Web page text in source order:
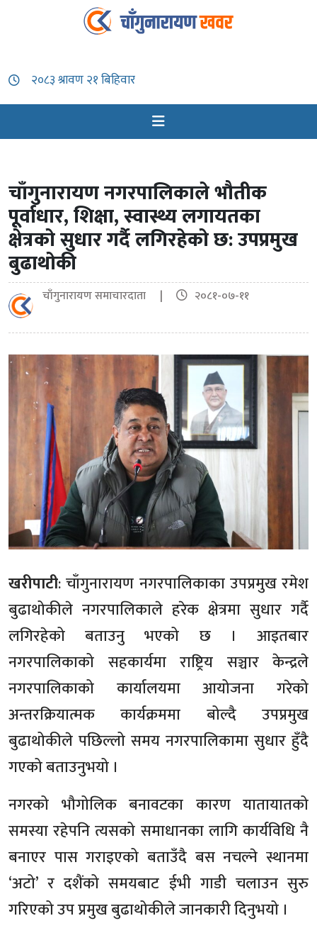
चाँगुनारायण नगरपालिकाले भौतीक
पूर्वाधार, शिक्षा, स्वास्थ्य लगायतका
क्षेत्रको सुधार गर्दै लगिरहेको छ: उपप्रमुख
बुढाथोकी
चाँगुनारायण समाचारदाता | २०८१-०७-११
खरीपाटी: चाँगुनारायण नगरपालिकाका उपप्रमुख रमेश
बुढाथोकीले नगरपालिकाले हरेक क्षेत्रमा सुधार गर्दै
लगिरहेको बताउनु भएको छ । आइतबार
नगरपालिकाको सहकार्यमा राष्ट्रिय सञ्चार केन्द्रले
नगरपालिकाको कार्यालयमा आयोजना गरेको
अन्तरक्रियात्मक कार्यक्रममा बोल्दै उपप्रमुख
बुढाथोकीले पछिल्लो समय नगरपालिकामा सुधार हुँदै
गएको बताउनुभयो ।
नगरको भौगोलिक बनावटका कारण यातायातको
समस्या रहेपनि त्यसको समाधानका लागि कार्यविधि नै
बनाएर पास गराइएको बताउँदै बस नचल्ने स्थानमा
‘अटो’ र दशैंको समयबाट ईभी गाडी चलाउन सुरु
गरिएको उप प्रमुख बुढाथोकीले जानकारी दिनुभयो ।